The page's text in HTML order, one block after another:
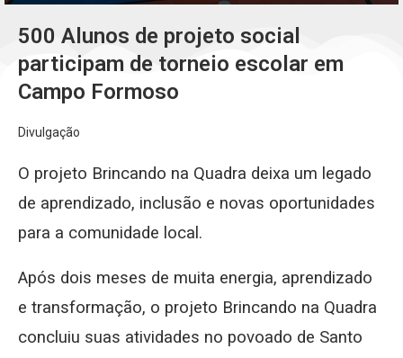
500 Alunos de projeto social
participam de torneio escolar em
Campo Formoso
Divulgação
O projeto Brincando na Quadra deixa um legado
de aprendizado, inclusão e novas oportunidades
para a comunidade local.
Após dois meses de muita energia, aprendizado
e transformação, o projeto Brincando na Quadra
concluiu suas atividades no povoado de Santo